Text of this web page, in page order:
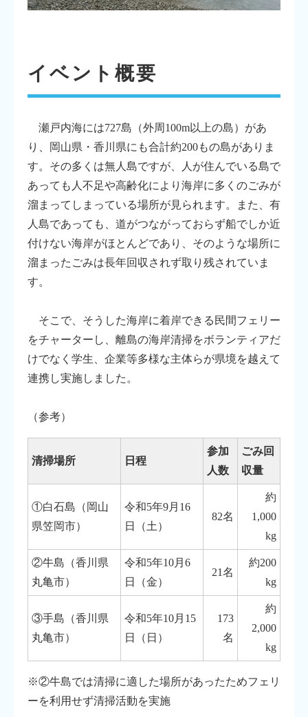
イベント概要
瀬戸内海には727島（外周100m以上の島）があ
り、岡山県・香川県にも合計約200もの島がありま
す。その多くは無人島ですが、人が住んでいる島で
あっても人不足や高齢化により海岸に多くのごみが
溜まってしまっている場所が見られます。また、有
人島であっても、道がつながっておらず船でしか近
付けない海岸がほとんどであり、そのような場所に
溜まったごみは長年回収されず取り残されていま
す。
そこで、そうした海岸に着岸できる民間フェリー
をチャーターし、離島の海岸清掃をボランティアだ
けでなく学生、企業等多様な主体らが県境を越えて
連携し実施しました。
（参考）
清掃場所 日程
参加
人数
ごみ回
収量
①白石島（岡山
県笠岡市）
令和5年9月16
日（土）
82名
約
1,000
kg
②牛島（香川県
丸亀市）
令和5年10月6
日（金）
21名
約200
kg
③手島（香川県
丸亀市）
令和5年10月15
日（日）
173
名
約
2,000
kg
※②牛島では清掃に適した場所があったためフェリ
ーを利用せず清掃活動を実施